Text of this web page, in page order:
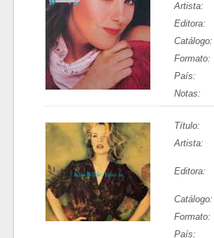
Artista:
Editora:
Catálogo:
Formato:
País:
Notas:
Título:
Artista:
Editora:
Catálogo:
Formato:
País: